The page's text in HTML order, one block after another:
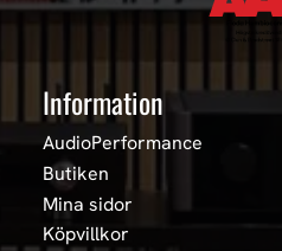
Information
AudioPerformance
Butiken
Mina sidor
Köpvillkor